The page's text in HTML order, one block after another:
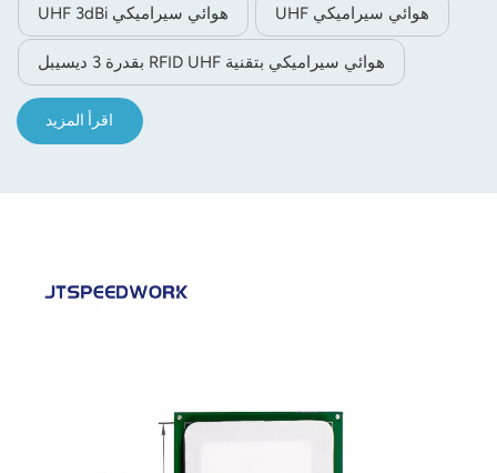
هوائي سيراميكي UHF هوائي سيراميكي UHF 3dBi
هوائي سيراميكي بتقنية RFID UHF بقدرة 3 ديسيبل
اقرأ المزيد